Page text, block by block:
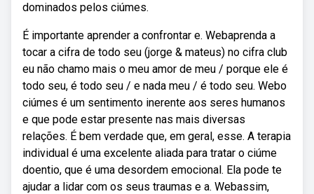
dominados pelos ciúmes.
É importante aprender a confrontar e. Webaprenda a
tocar a cifra de todo seu (jorge & mateus) no cifra club
eu não chamo mais o meu amor de meu / porque ele é
todo seu, é todo seu / e nada meu / é todo seu. Webo
ciúmes é um sentimento inerente aos seres humanos
e que pode estar presente nas mais diversas
relações. É bem verdade que, em geral, esse. A terapia
individual é uma excelente aliada para tratar o ciúme
doentio, que é uma desordem emocional. Ela pode te
ajudar a lidar com os seus traumas e a. Webassim,